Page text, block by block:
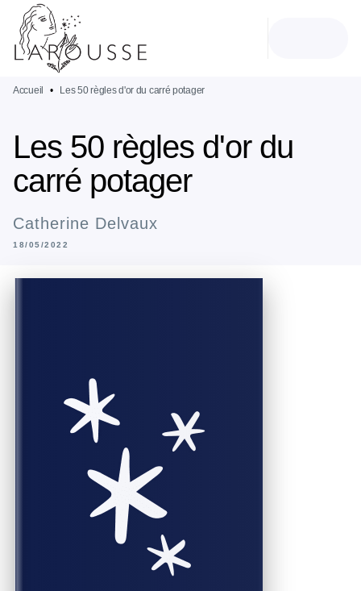
MENU
PIED DE PAGE
Accueil • Les 50 règles d'or du carré potager
Les 50 règles d'or du
carré potager
Catherine Delvaux
18/05/2022